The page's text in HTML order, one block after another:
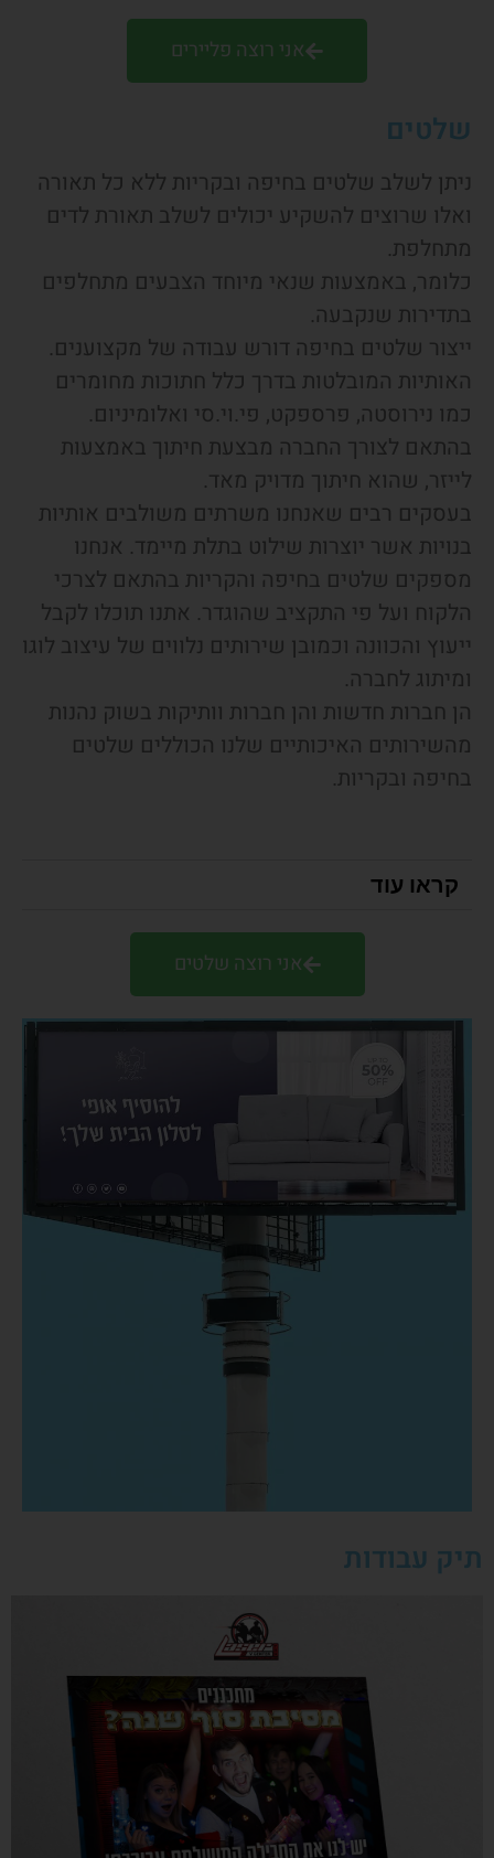
אני רוצה פליירים
שלטים
ניתן לשלב שלטים בחיפה ובקריות ללא כל תאורה
ואלו שרוצים להשקיע יכולים לשלב תאורת לדים
מתחלפת.
כלומר, באמצעות שנאי מיוחד הצבעים מתחלפים
בתדירות שנקבעה.
ייצור שלטים בחיפה דורש עבודה של מקצוענים.
האותיות המובלטות בדרך כלל חתוכות מחומרים
כמו נירוסטה, פרספקט, פי.וי.סי ואלומיניום.
בהתאם לצורך החברה מבצעת חיתוך באמצעות
לייזר, שהוא חיתוך מדויק מאד.
בעסקים רבים שאנחנו משרתים משולבים אותיות
בנויות אשר יוצרות שילוט בתלת מיימד. אנחנו
מספקים שלטים בחיפה והקריות בהתאם לצרכי
הלקוח ועל פי התקציב שהוגדר. אתנו תוכלו לקבל
ייעוץ והכוונה וכמובן שירותים נלווים של עיצוב לוגו
ומיתוג לחברה.
הן חברות חדשות והן חברות וותיקות בשוק נהנות
מהשירותים האיכותיים שלנו הכוללים שלטים
בחיפה ובקריות.
קראו עוד
אני רוצה שלטים
תיק עבודות